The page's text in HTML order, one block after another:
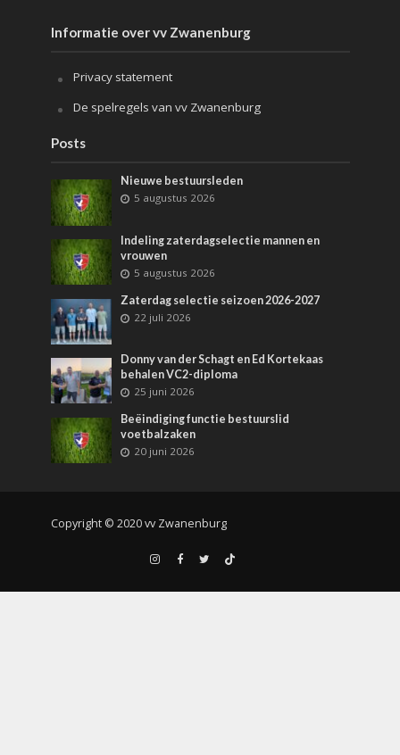
Informatie over vv Zwanenburg
Privacy statement
De spelregels van vv Zwanenburg
Posts
Nieuwe bestuursleden
5 augustus 2026
Indeling zaterdagselectie mannen en
vrouwen
5 augustus 2026
Zaterdag selectie seizoen 2026-2027
22 juli 2026
Donny van der Schagt en Ed Kortekaas
behalen VC2-diploma
25 juni 2026
Beëindiging functie bestuurslid
voetbalzaken
20 juni 2026
Copyright © 2020 vv Zwanenburg